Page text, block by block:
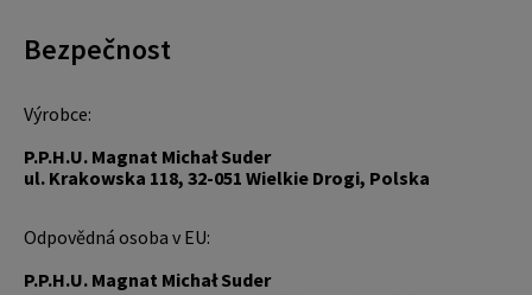
Bezpečnost
Výrobce:
P.P.H.U. Magnat Michał Suder
ul. Krakowska 118, 32-051 Wielkie Drogi, Polska
Odpovědná osoba v EU:
P.P.H.U. Magnat Michał Suder